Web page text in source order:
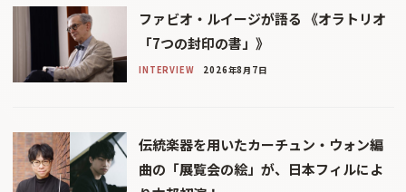
ファビオ・ルイージが語る 《オラトリオ
「7つの封印の書」》
INTERVIEW 2026年8月7日
伝統楽器を用いたカーチュン・ウォン編
曲の「展覧会の絵」が、日本フィルによ